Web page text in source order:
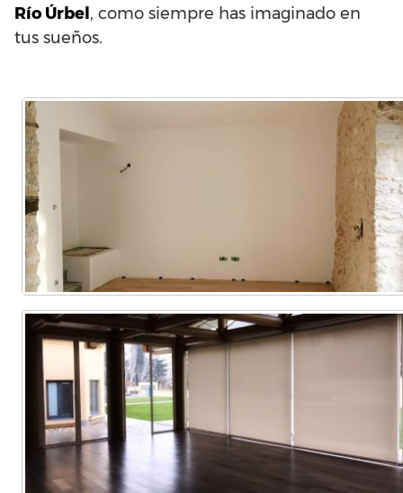
Río Úrbel , como siempre has imaginado en
tus sueños.